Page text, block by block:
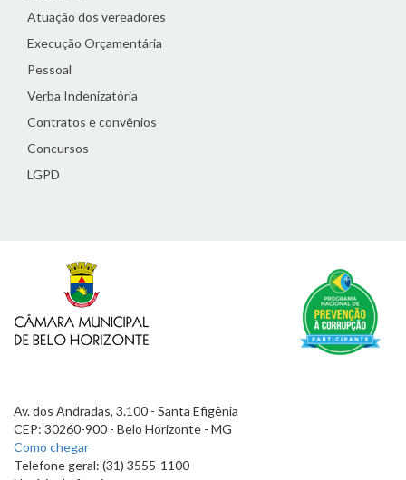
Atuação dos vereadores
Execução Orçamentária
Pessoal
Verba Indenizatória
Contratos e convênios
Concursos
LGPD
Av. dos Andradas, 3.100 - Santa Efigênia
CEP: 30260-900 - Belo Horizonte - MG
Como chegar
Telefone geral: (31) 3555-1100